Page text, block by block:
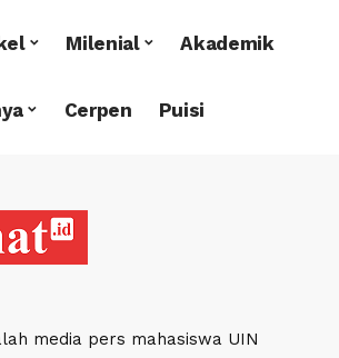
Milenial Akademik
Cerpen Puisi
media pers mahasiswa UIN